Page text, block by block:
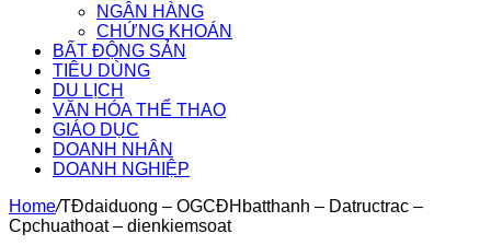
NGÂN HÀNG
CHỨNG KHOÁN
BẤT ĐỘNG SẢN
TIÊU DÙNG
DU LỊCH
VĂN HÓA THỂ THAO
GIÁO DỤC
DOANH NHÂN
DOANH NGHIỆP
Home/TĐdaiduong – OGCĐHbatthanh – Datructrac –
Cpchuathoat – dienkiemsoat